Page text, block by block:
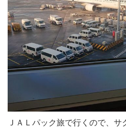
ＪＡＬパック旅で行くので、